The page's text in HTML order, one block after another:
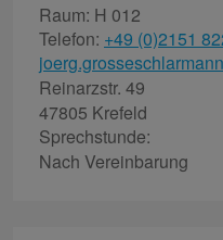
Raum: H 012
Telefon: +49 (0)2151
Reinarzstr. 49
47805 Krefeld
Sprechstunde:
Nach Vereinbarung